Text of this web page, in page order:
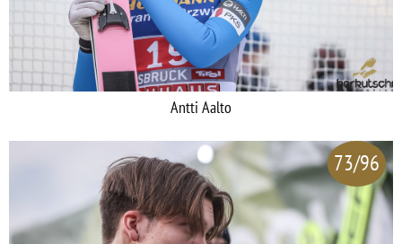
Antti Aalto
73/96